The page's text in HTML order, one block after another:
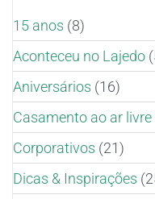
15 anos (8)
Aconteceu no Lajedo
Aniversários (16)
Casamento ao ar livre
Corporativos (21)
Dicas & Inspirações